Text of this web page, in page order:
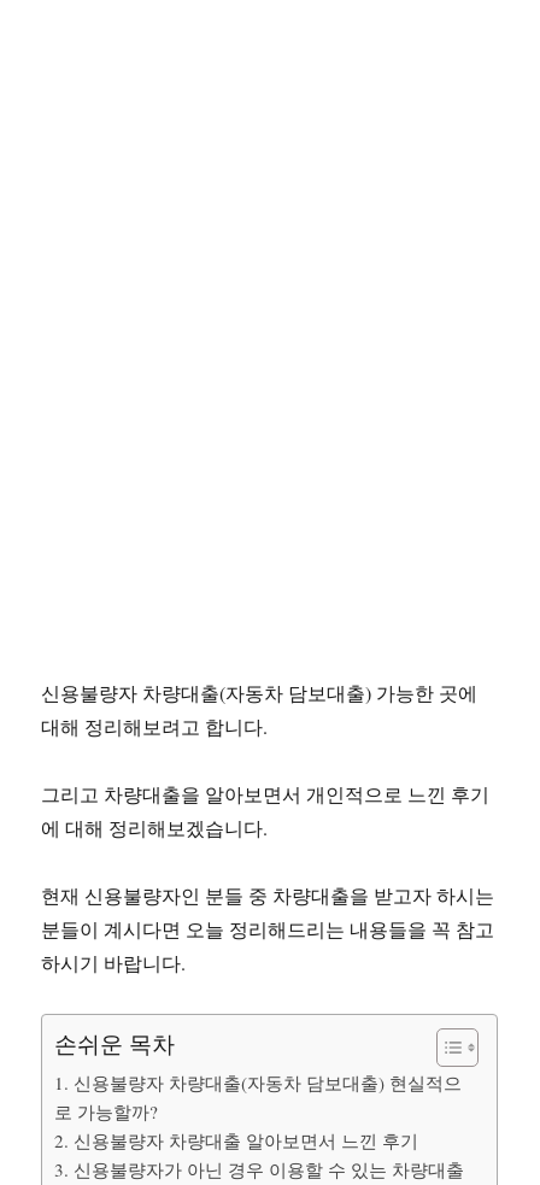
신용불량자 차량대출(자동차 담보대출) 가능한 곳에
대해 정리해보려고 합니다.
그리고 차량대출을 알아보면서 개인적으로 느낀 후기
에 대해 정리해보겠습니다.
현재 신용불량자인 분들 중 차량대출을 받고자 하시는
분들이 계시다면 오늘 정리해드리는 내용들을 꼭 참고
하시기 바랍니다.
손쉬운 목차
1. 신용불량자 차량대출(자동차 담보대출) 현실적으
로 가능할까?
2. 신용불량자 차량대출 알아보면서 느낀 후기
3. 신용불량자가 아닌 경우 이용할 수 있는 차량대출